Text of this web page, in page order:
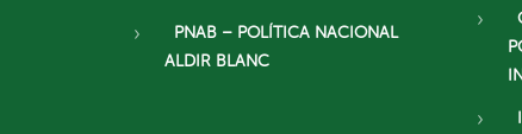
PNAB – POLÍTICA NACIONAL
ALDIR BLANC